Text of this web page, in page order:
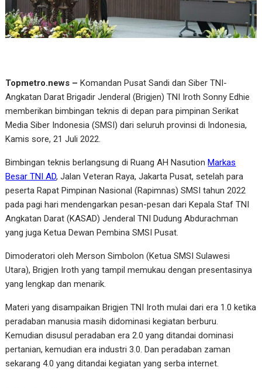
Topmetro.news – Komandan Pusat Sandi dan Siber TNI-
Angkatan Darat Brigadir Jenderal (Brigjen) TNI Iroth Sonny Edhie
memberikan bimbingan teknis di depan para pimpinan Serikat
Media Siber Indonesia (SMSI) dari seluruh provinsi di Indonesia,
Kamis sore, 21 Juli 2022.
Bimbingan teknis berlangsung di Ruang AH NasutionMarkas
Besar TNI AD, Jalan Veteran Raya, Jakarta Pusat, setelah para
peserta Rapat Pimpinan Nasional (Rapimnas) SMSI tahun 2022
pada pagi hari mendengarkan pesan-pesan dari Kepala Staf TNI
Angkatan Darat (KASAD) Jenderal TNI Dudung Abdurachman
yang juga Ketua Dewan Pembina SMSI Pusat.
Dimoderatori oleh Merson Simbolon (Ketua SMSI Sulawesi
Utara), Brigjen Iroth yang tampil memukau dengan presentasinya
yang lengkap dan menarik.
Materi yang disampaikan Brigjen TNI Iroth mulai dari era 1.0 ketika
peradaban manusia masih didominasi kegiatan berburu.
Kemudian disusul peradaban era 2.0 yang ditandai dominasi
pertanian, kemudian era industri 3.0. Dan peradaban zaman
sekarang 4.0 yang ditandai kegiatan yang serba internet.